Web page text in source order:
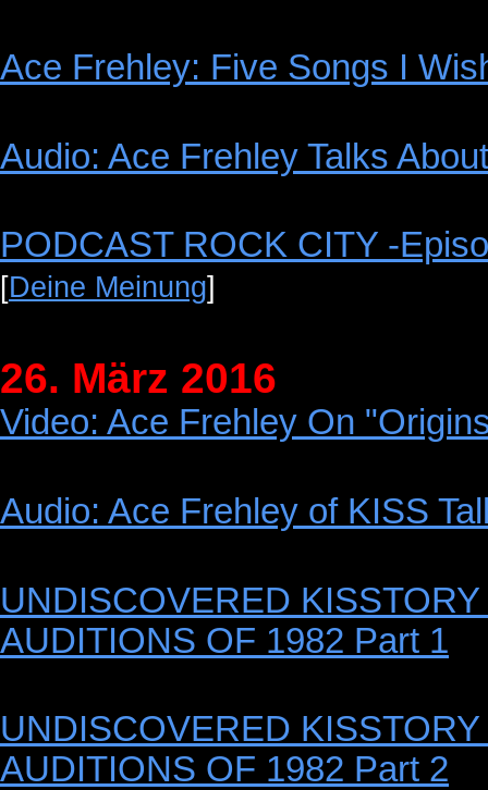
Ace Frehley: Five Songs I
Audio: Ace Frehley Talks
PODCAST ROCK CITY -
[Deine Meinung]
26. März 2016
Video: Ace Frehley On
Audio: Ace Frehley of KISS
UNDISCOVERED
AUDITIONS OF 1982 Part 1
UNDISCOVERED
AUDITIONS OF 1982 Part 2